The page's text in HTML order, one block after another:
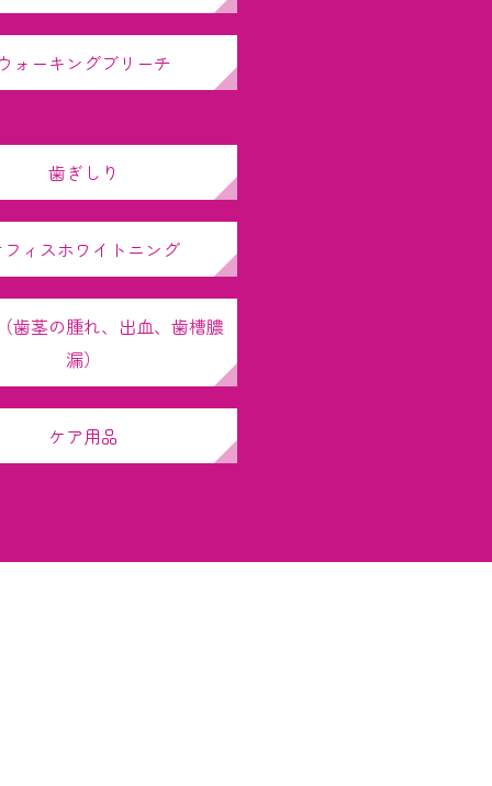
ォーキングブリーチ
歯ぎしり
ィスホワイトニング
歯茎の腫れ、出血、歯槽膿
漏）
ケア用品